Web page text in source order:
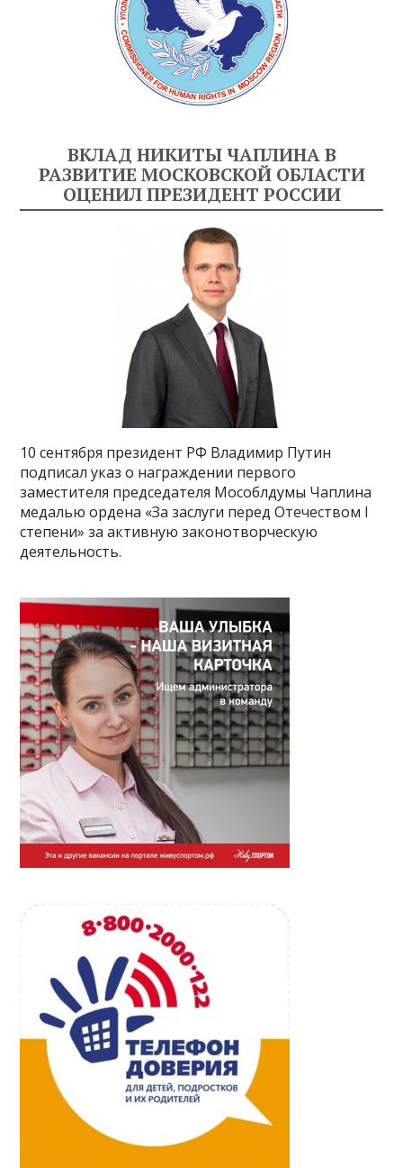
ВКЛАД НИКИТЫ ЧАПЛИНА В
РАЗВИТИЕ МОСКОВСКОЙ ОБЛАСТИ
ОЦЕНИЛ ПРЕЗИДЕНТ РОССИИ
10 сентября президент РФ Владимир Путин
подписал указ о награждении первого
заместителя председателя Мособлдумы Чаплина
медалью ордена «За заслуги перед Отечеством I
степени» за активную законотворческую
деятельность.